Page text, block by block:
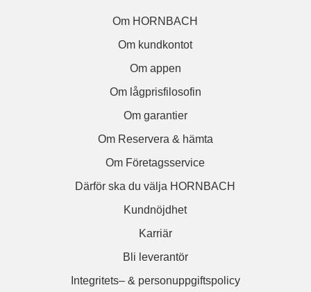
Om HORNBACH
Om kundkontot
Om appen
Om lågprisfilosofin
Om garantier
Om Reservera & hämta
Om Företagsservice
Därför ska du välja HORNBACH
Kundnöjdhet
Karriär
Bli leverantör
Integritets– & personuppgiftspolicy